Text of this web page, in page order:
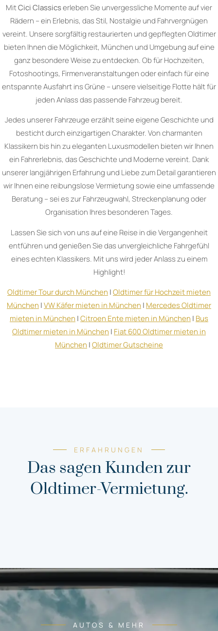
MitCici Classicserleben Sie unvergessliche Momente auf vier
Rädern – ein Erlebnis, das Stil, Nostalgie und Fahrvergnügen
vereint. Unsere sorgfältig restaurierten und gepflegten Oldtimer
bieten Ihnen die Möglichkeit, München und Umgebung auf eine
ganz besondere Weise zu entdecken. Ob für Hochzeiten,
Fotoshootings, Firmenveranstaltungen oder einfach für eine
entspannte Ausfahrt ins Grüne – unsere vielseitige Flotte hält für
jeden Anlass das passende Fahrzeug bereit.
Jedes unserer Fahrzeuge erzählt seine eigene Geschichte und
besticht durch einzigartigen Charakter. Von charmanten
Klassikern bis hin zu eleganten Luxusmodellen bieten wir Ihnen
ein Fahrerlebnis, das Geschichte und Moderne vereint. Dank
unserer langjährigen Erfahrung und Liebe zum Detail garantieren
wir Ihnen eine reibungslose Vermietung sowie eine umfassende
Beratung – sei es zur Fahrzeugwahl, Streckenplanung oder
Organisation Ihres besonderen Tages.
Lassen Sie sich von uns auf eine Reise in die Vergangenheit
entführen und genießen Sie das unvergleichliche Fahrgefühl
eines echten Klassikers. Mit uns wird jeder Anlass zu einem
Highlight!
Oldtimer Tour durch München |Oldtimer für Hochzeit mieten
München |VW Käfer mieten in München | Mercedes Oldtimer
mieten in München |Citroen Ente mieten in München | Bus
Oldtimer mieten in München | Fiat 600 Oldtimer mieten in
München |Oldtimer Gutscheine
ERFAHRUNGEN
Das sagen Kunden zur
Oldtimer-Vermietung.
AUTOS & MEHR